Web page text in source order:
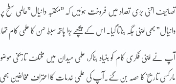
تصانیف اتنی بڑی تعداد میں فروخت ہوئیں کہ ”مکتبہ دانیال”عالمی سطح
دانیال” بھی اپنی جگہ بناتا گیا۔ اس کے پیچھے بڑا ہاتھ سبطِ حسن کا علمی کام تھا۔
آپ نے اپنی فکری کام کو بنیاد بناکر، علمی میدان میں مختلف تاریخی
مارکسی تاریخ کا حصہ بن گئے۔آپ کی علمی خدمات کا اعتراف مخالفین